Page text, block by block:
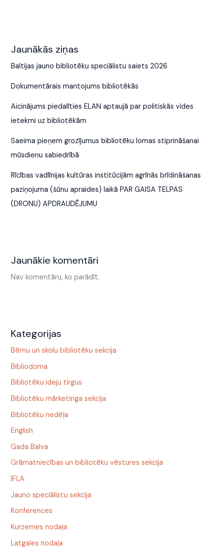
Jaunākās ziņas
Baltijas jauno bibliotēku speciālistu saiets 2026
Dokumentārais mantojums bibliotēkās
Aicinājums piedalīties ELAN aptaujā par politiskās vides
ietekmi uz bibliotēkām
Saeima pieņem grozījumus bibliotēku lomas stiprināšanai
mūsdienu sabiedrībā
Rīcības vadlīnijas kultūras institūcijām agrīnās brīdināšanas
paziņojuma (šūnu apraides) laikā PAR GAISA TELPAS
(DRONU) APDRAUDĒJUMU
Jaunākie komentāri
Nav komentāru, ko parādīt.
Kategorijas
Bērnu un skolu bibliotēku sekcija
Bibliodoma
Bibliotēku ideju tirgus
Bibliotēku mārketinga sekcija
Bibliotēku nedēļa
English
Gada Balva
Grāmatniecības un bibliotēku vēstures sekcija
IFLA
Jauno speciālistu sekcija
Konferences
Kurzemes nodaļa
Latgales nodaļa